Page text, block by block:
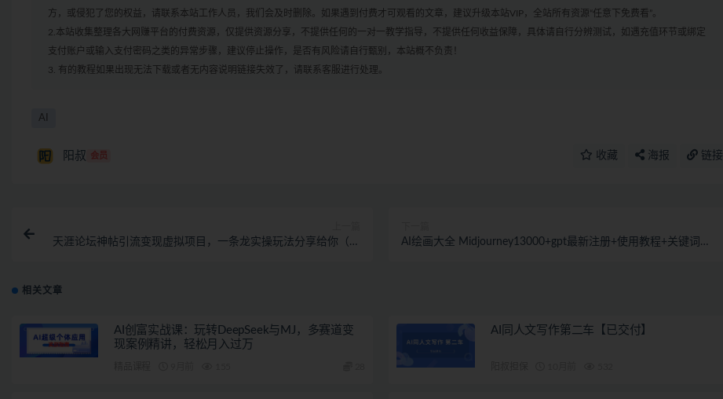
方，或侵犯了您的权益，请联系本站工作人员，我们会及时删除。如果遇到付费才可观看的文章，建议升级本站VIP，全站所有资源“任意下免费看”。
2.本站收集整理各大网赚平台的付费资源，仅提供资源分享，不提供任何的一对一教学指导，不提供任何收益保障，具体请自行分辨测试，如遇充值环节或绑定
支付账户或输入支付密码之类的异常步骤，建议停止操作，是否有风险请自行甄别，本站概不负责！
3. 有的教程如果出现无法下载或者无内容说明链接失效了，请联系客服进行处理。
AI
阳叔 会员 收藏 海报 链接
天涯论坛神帖引流变现虚拟项目，一条龙实操玩法分享给你（教
AI绘画大全 Midjourney13000+gpt最新注册+使用教程+关键词描
相关文章
AI创富实战课：玩转DeepSeek与MJ，多赛道变
现案例精讲，轻松月入过万
AI同人文写作第二车【已交付】